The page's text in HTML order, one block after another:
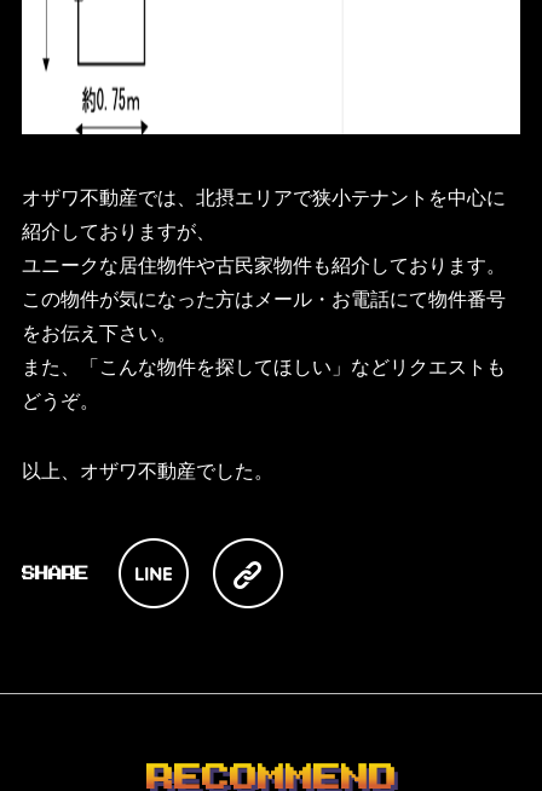
オザワ不動産では、北摂エリアで狭小テナントを中心に
紹介しておりますが、
ユニークな居住物件や古民家物件も紹介しております。
この物件が気になった方はメール・お電話にて物件番号
をお伝え下さい。
また、「こんな物件を探してほしい」などリクエストも
どうぞ。
以上、オザワ不動産でした。
RECOMMEND